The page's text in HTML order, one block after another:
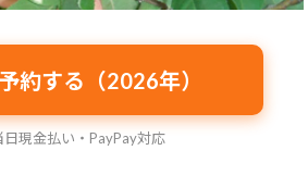
約する（2026年）
現金払い・PayPay対応